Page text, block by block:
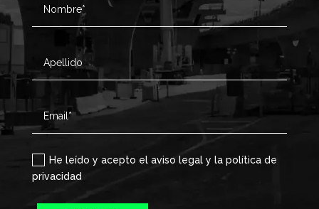
He leído y acepto el aviso legal y la política de
privacidad